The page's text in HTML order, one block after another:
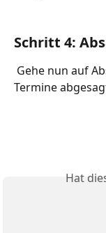
Schritt 4:
Termine
Hat